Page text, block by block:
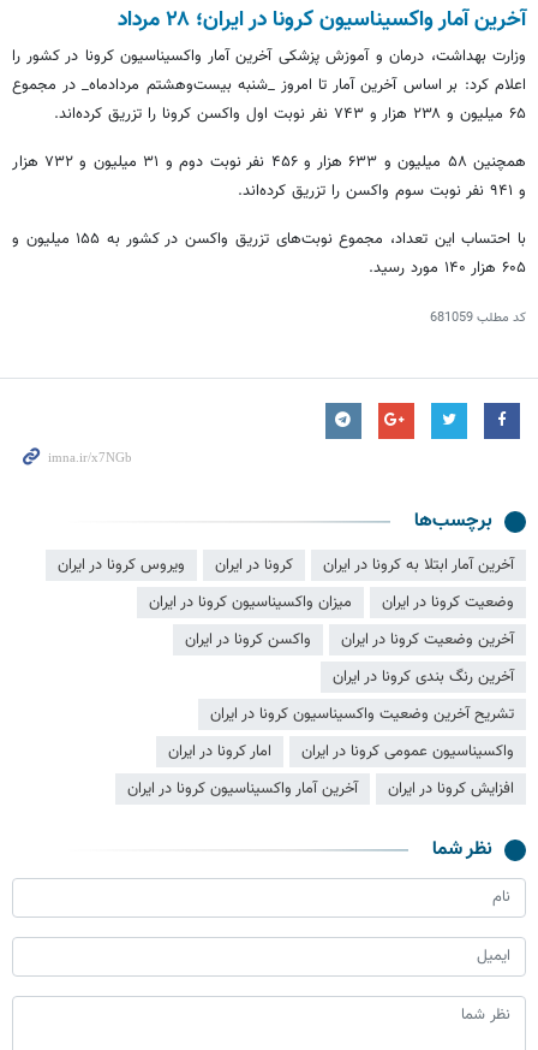
آخرین آمار واکسیناسیون کرونا در ایران؛ ۲۸ مرداد
وزارت بهداشت، درمان و آموزش پزشکی آخرین آمار واکسیناسیون کرونا در کشور را
اعلام کرد: بر اساس آخرین آمار تا امروز _شنبه بیست‌وهشتم مردادماه_ در مجموع
۶۵ میلیون و ۲۳۸ هزار و ۷۴۳ نفر نوبت اول واکسن کرونا را تزریق کرده‌اند.
همچنین ۵۸ میلیون و ۶۳۳ هزار و ۴۵۶ نفر نوبت دوم و ۳۱ میلیون و ۷۳۲ هزار
و ۹۴۱ نفر نوبت سوم واکسن را تزریق کرده‌اند.
با احتساب این تعداد، مجموع نوبت‌های تزریق واکسن در کشور به ۱۵۵ میلیون و
۶۰۵ هزار ۱۴۰ مورد رسید.
کد مطلب681059
برچسب‌ها
آخرین آمار ابتلا به کرونا در ایران کرونا در ایران
ویروس کرونا در ایران
وضعیت کرونا در ایران
میزان واکسیناسیون کرونا در ایران
آخرین وضعیت کرونا در ایران
واکسن کرونا در ایران
آخرین رنگ بندی کرونا در ایران
تشریح آخرین وضعیت واکسیناسیون کرونا در ایران
واکسیناسیون عمومی کرونا در ایران
امار کرونا در ایران
افزایش کرونا در ایران
آخرین آمار واکسیناسیون کرونا در ایران
نظر شما